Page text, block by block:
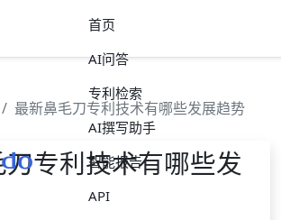
首页
AI问答
专利检索
AI撰写助手
智能报告
API
最新鼻毛刀专利技术有哪些发展趋势
专利技术有哪些发